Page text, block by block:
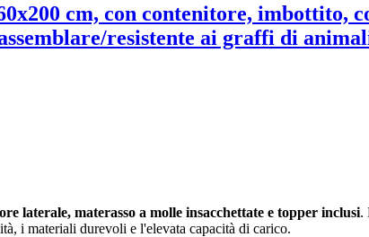
cm, con contenitore, imbottito,
resistente ai graffi di
laterale, materasso a molle insacchettate e topper inclusi.
i materiali durevoli e l'elevata capacità di carico.